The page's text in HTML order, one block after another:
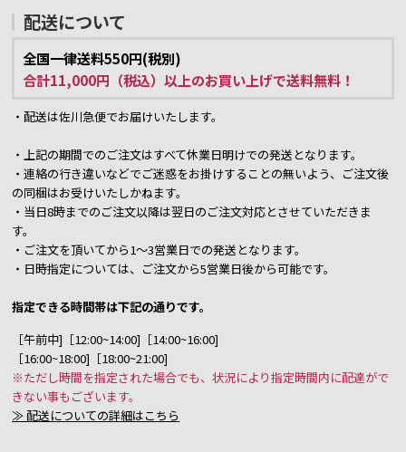
配送について
全国一律送料550円(税別)
合計11,000円（税込）以上のお買い上げで送料無料！
・配送は佐川急便でお届けいたします。
・上記の期間でのご注文はすべて休業日明けでの発送となります。
・連絡の行き違いなどでご迷惑をお掛けすることの無いよう、ご注文後
の同梱はお受けいたしかねます。
・当日8時までのご注文以降は翌日のご注文対応とさせていただきま
す。
・ご注文を頂いてから1～3営業日での発送となります。
・日時指定については、ご注文から5営業日後から可能です。
指定できる時間帯は下記の通りです。
［午前中]［12:00~14:00]［14:00~16:00]
［16:00~18:00]［18:00~21:00]
※ただし時間を指定された場合でも、状況により指定時間内に配達がで
きない事もございます。
≫ 配送についての詳細はこちら